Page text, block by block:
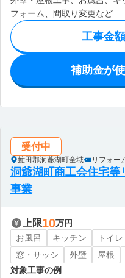
フォーム、間取り変更など
工事金
補助金が
受付中
虻田郡洞爺湖町全域 リフォー
洞爺湖町商工会住宅等
事業
上限10万円
お風呂
キッチン トイレ
窓・サッシ
外壁 屋根
対象工事の例